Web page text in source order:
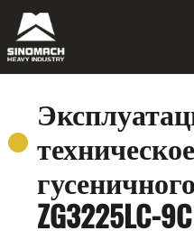
ZG3225LC-9C